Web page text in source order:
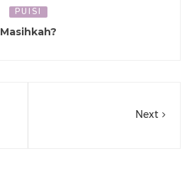
PUISI
Masihkah?
Next